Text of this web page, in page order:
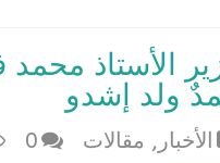
الأستاذ
الأخبار , مقالات 0